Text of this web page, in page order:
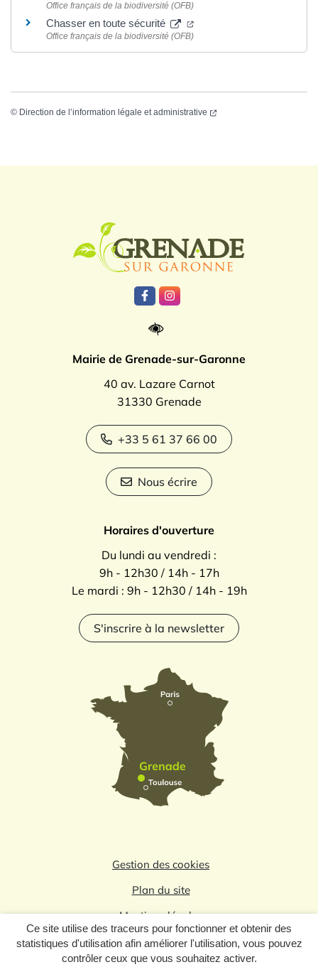
Ce site utilise des traceurs pour fonctionner et obtenir des
statistiques d'utilisation afin améliorer l'utilisation, vous pouvez
contrôler ceux que vous souhaitez activer.
Office français de la biodiversité (OFB)
Chasser en toute sécurité
Office français de la biodiversité (OFB)
© Direction de l’information légale et administrative
Lien vers le compte Facebook
Lien vers le compte
Mairie de Grenade-sur-Garonne
40 av. Lazare Carnot
31330 Grenade
+33 5 61 37 66 00
Nous écrire
Horaires d'ouverture
Du lundi au vendredi :
9h - 12h30 / 14h - 17h
Le mardi : 9h - 12h30 / 14h - 19h
S'inscrire à la newsletter
Gestion des cookies
Plan du site
Mentions légales
Politique de confidentialité